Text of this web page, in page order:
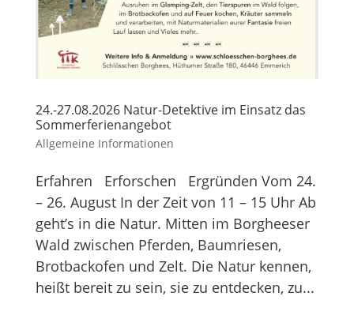
24.-27.08.2026 Natur-Detektive im Einsatz das
Sommerferienangebot
Allgemeine Informationen
Erfahren Erforschen Ergründen Vom 24.
– 26. August In der Zeit von 11 – 15 Uhr Ab
geht’s in die Natur. Mitten im Borgheeser
Wald zwischen Pferden, Baumriesen,
Brotbackofen und Zelt. Die Natur kennen,
heißt bereit zu sein, sie zu entdecken, zu...